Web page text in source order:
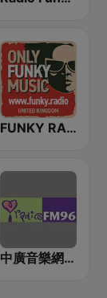
FUNKY RADIO (UK)
中廣音樂網 i Radio FM96.3